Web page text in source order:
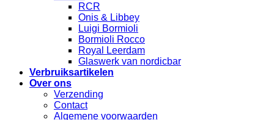
RCR
Onis & Libbey
Luigi Bormioli
Bormioli Rocco
Royal Leerdam
Glaswerk van nordicbar
Verbruiksartikelen
Over ons
Verzending
Contact
Algemene voorwaarden